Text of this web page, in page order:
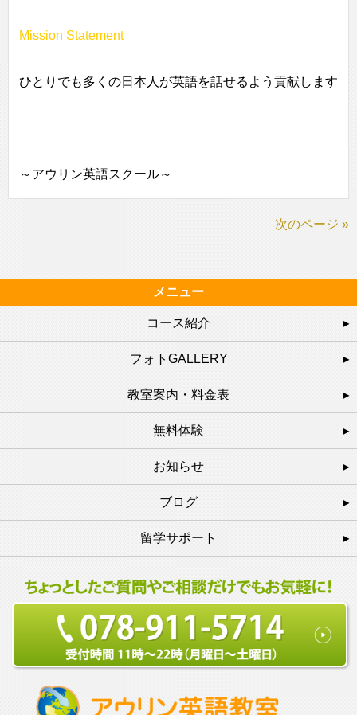
Mission Statement
ひとりでも多くの日本人が英語を話せるよう貢献します
～アウリン英語スクール～
次のページ »
メニュー
コース紹介
フォトGALLERY
教室案内・料金表
無料体験
お知らせ
ブログ
留学サポート